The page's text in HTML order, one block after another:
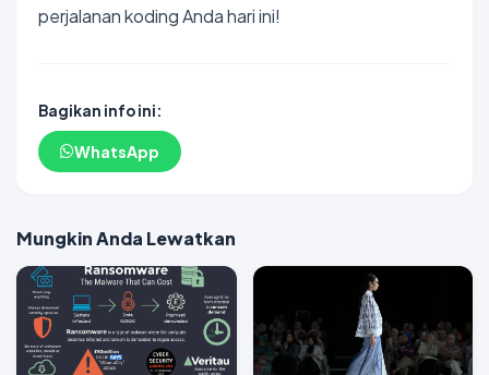
perjalanan koding Anda hari ini!
Bagikan info ini:
WhatsApp
Mungkin Anda Lewatkan